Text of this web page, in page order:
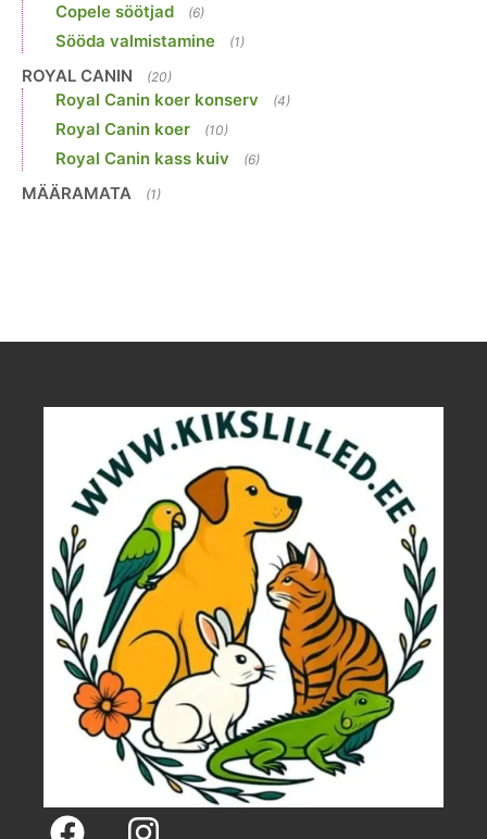
Copele söötjad (6)
Sööda valmistamine (1)
ROYAL CANIN (20)
Royal Canin koer konserv (4)
Royal Canin koer (10)
Royal Canin kass kuiv (6)
MÄÄRAMATA (1)